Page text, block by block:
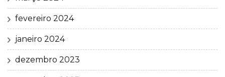
fevereiro 2024
janeiro 2024
dezembro 2023